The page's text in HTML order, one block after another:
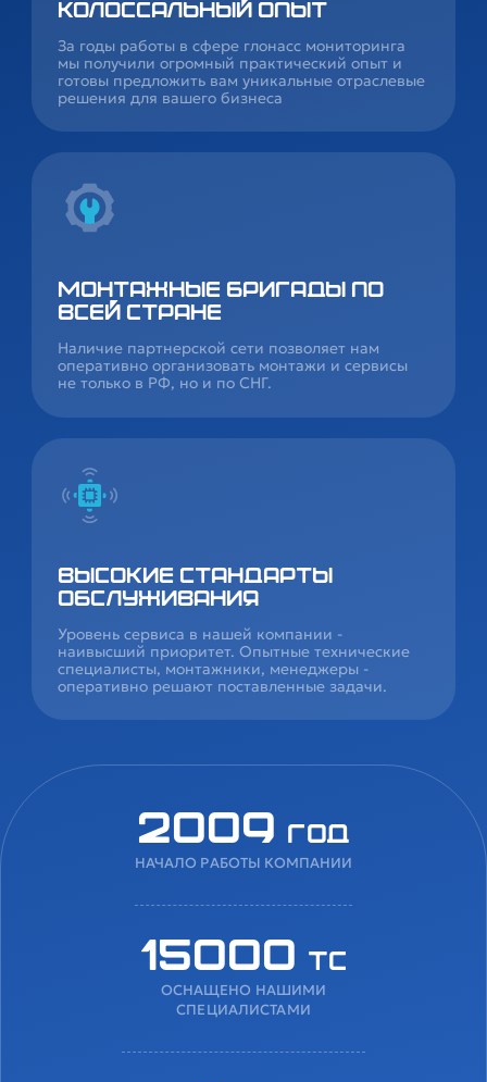
Колоссальный опыт
За годы работы в сфере глонасс мониторинга
мы получили огромный практический опыт и
готовы предложить вам уникальные отраслевые
решения для вашего бизнеса
Монтажные бригады по
всей стране
Наличие партнерской сети позволяет нам
оперативно организовать монтажи и сервисы
не только в РФ, но и по СНГ.
Высокие стандарты
обслуживания
Уровень сервиса в нашей компании -
наивысший приоритет. Опытные технические
специалисты, монтажники, менеджеры -
оперативно решают поставленные задачи.
2009 год
НАЧАЛО РАБОТЫ КОМПАНИИ
15000 ТС
ОСНАЩЕНО НАШИМИ
СПЕЦИАЛИСТАМИ